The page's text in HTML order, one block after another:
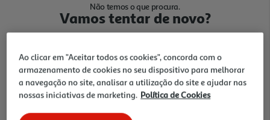
Não temos o que procura.
Vamos tentar de novo?
Ir para Homepage
Ao clicar em "Aceitar todos os cookies", concorda com o
armazenamento de cookies no seu dispositivo para melhorar
a navegação no site, analisar a utilização do site e ajudar nas
nossas iniciativas de marketing. Política de Cookies